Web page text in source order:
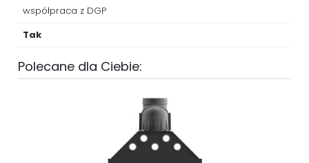
współpraca z DGP
Tak
Polecane dla Ciebie: